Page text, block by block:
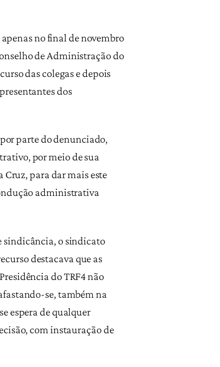
no final de novembro
de Administração do
das colegas e depois
dos
parte do denunciado,
por meio de sua
para dar mais este
administrativa
sindicância, o sindicato
destacava que as
do TRF4 não
se, também na
espera de qualquer
com instauração de